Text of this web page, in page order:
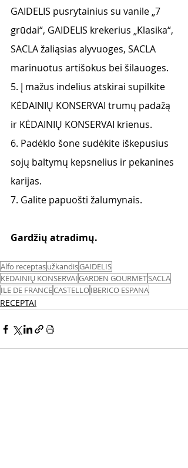
GAIDELIS pusrytainius su vanile „7
grūdai“, GAIDELIS krekerius „Klasika“,
SACLA žaliąsias alyvuoges, SACLA
marinuotus artišokus bei šilauoges.
5. Į mažus indelius atskirai supilkite
KĖDAINIŲ KONSERVAI trumų padažą
ir KĖDAINIŲ KONSERVAI krienus.
6. Padėklo šone sudėkite iškepusius
sojų baltymų kepsnelius ir pekanines
karijas.
7. Galite papuošti žalumynais.
Gardžių atradimų.
Alfo receptasužkandisGAIDELIS
KĖDAINIŲ KONSERVAIGARDEN GOURMETSACLA
ILE DE FRANCECASTELLOIBERICO ESPANA
RECEPTAI